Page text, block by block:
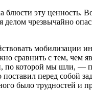
блюсти эту ценность.
чрезвычайно
мобилизации
сравнить с тем, чем
по которой мы шли, —
перед собой
было трудностей и